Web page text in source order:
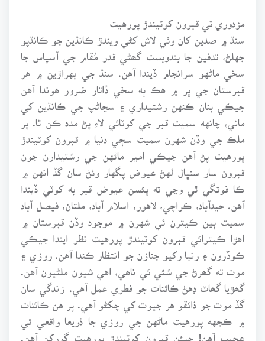
مزدوري تي قبرون کوٽيندڙ پورهيت
سنڌ ۾ صدين کان وٺي لاش کڻي ويندڙ ڪانڌين جو ڪانڌپو
جهلڻ، تدفين جا بندوبست گھڻي قدر مُقام جي آسپاس جا
سخي ماڻهو سرانجام ڏيندا آهن. سنڌ جي ٻهراڙين ۾ هر
قبرستان جي ڀر ۾ هڪ ٻه سخي ڏاتار ضرور هوندا آهن
جيڪي بنان ڪنهن رشتيداري ۽ سڃاڻپ جي ڪانڌين کي
ماني، چانهه سميت قبر جي کوٽائي لاءِ پڻ مدد ڪن ٿا. پر
ملڪ جي وڏن شهرن سميت سڄي دنيا ۾ قبرون کوٽيندڙ
پورهيت پڻ آهن جيڪي امير ماڻهن جي رشتيدارن جون
قبرون سار سنڀال لهڻ عيوض پگهار وٺڻ سان گڏ انهن ۾
ڪا فوتگي ٿي وڃي ته پئسن عيوض قبر به کوٽي ڏيندا
آهن. حيدآباد، ڪراچي، لاهور، اسلام آباد، ملتان، فيصل آباد
سميت ٻين ڪيترن ئي شهرن ۾ موجود وڏن قبرستان ۾
اهڙا ڪيترائي قبرون کوٽيندڙ پورهيت نظر ايندا جيڪي
ڪوڏرون ۽ رنبا رکيو جنازن جو انتظار ڪندا آهن. روزي ۽
موت ته گھرڻ جي شئي ئي ناهي، اهي شيون ملڻيون آهن.
گھڙيا گھاٽ ڊهڻ ڪائنات جو فطري عمل آهي. زندگي سان
گڏ موت جو ذائقو هر جيوت کي چکڻو آهي. پر هن ڪائنات
۾ ڪجهه پورهيت ماڻهن جي روزي جا ذريعا واقعي ئي
عجيب آهن! جيئن قبرون کوٽيندڙ پورهيت گورکن آهن.